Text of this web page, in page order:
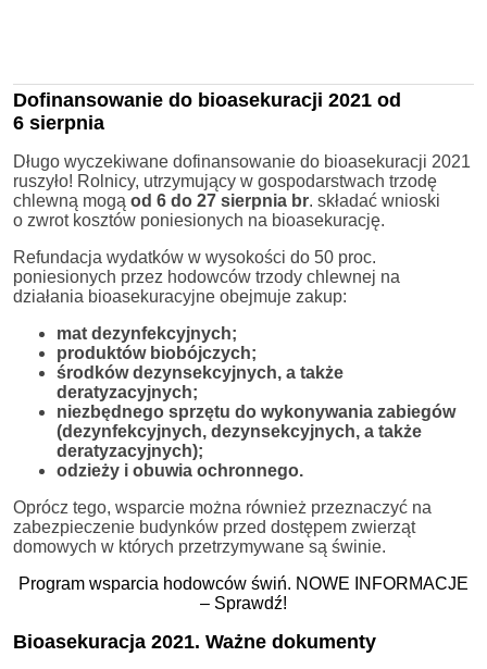
Dofinansowanie do bioasekuracji 2021 od
6 sierpnia
Długo wyczekiwane dofinansowanie do bioasekuracji 2021
ruszyło! Rolnicy, utrzymujący w gospodarstwach trzodę
chlewną mogą od 6 do 27 sierpnia br. składać wnioski
o zwrot kosztów poniesionych na bioasekurację.
Refundacja wydatków w wysokości do 50 proc.
poniesionych przez hodowców trzody chlewnej na
działania bioasekuracyjne obejmuje zakup:
mat dezynfekcyjnych;
produktów biobójczych;
środków dezynsekcyjnych, a także
deratyzacyjnych;
niezbędnego sprzętu do wykonywania zabiegów
(dezynfekcyjnych, dezynsekcyjnych, a także
deratyzacyjnych);
odzieży i obuwia ochronnego.
Oprócz tego, wsparcie można również przeznaczyć na
zabezpieczenie budynków przed dostępem zwierząt
domowych w których przetrzymywane są świnie.
Program wsparcia hodowców świń. NOWE INFORMACJE
– Sprawdź!
Bioasekuracja 2021. Ważne dokumenty